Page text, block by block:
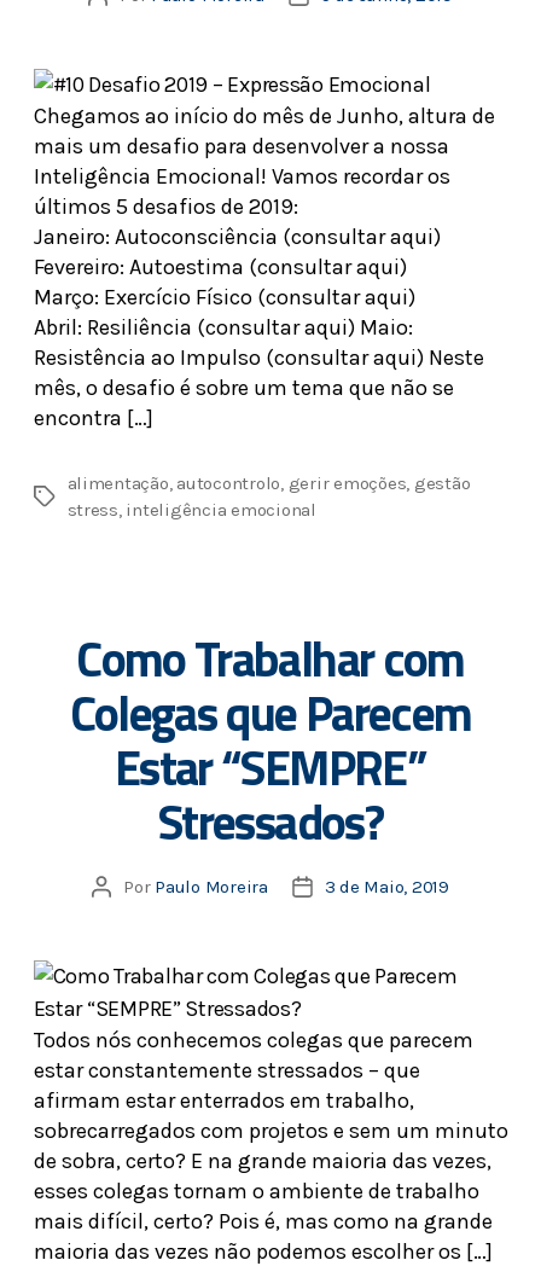
Chegamos ao início do mês de Junho, altura de
mais um desafio para desenvolver a nossa
Inteligência Emocional! Vamos recordar os
últimos 5 desafios de 2019:
Janeiro: Autoconsciência (consultar aqui)
Fevereiro: Autoestima (consultar aqui)
Março: Exercício Físico (consultar aqui)
Abril: Resiliência (consultar aqui) Maio:
Resistência ao Impulso (consultar aqui) Neste
mês, o desafio é sobre um tema que não se
encontra […]
alimentação, autocontrolo, gerir emoções, gestão
stress, inteligência emocional
Como Trabalhar com
Colegas que Parecem
Estar “SEMPRE”
Stressados?
Por Paulo Moreira 3 de Maio, 2019
Todos nós conhecemos colegas que parecem
estar constantemente stressados – que
afirmam estar enterrados em trabalho,
sobrecarregados com projetos e sem um minuto
de sobra, certo? E na grande maioria das vezes,
esses colegas tornam o ambiente de trabalho
mais difícil, certo? Pois é, mas como na grande
maioria das vezes não podemos escolher os […]